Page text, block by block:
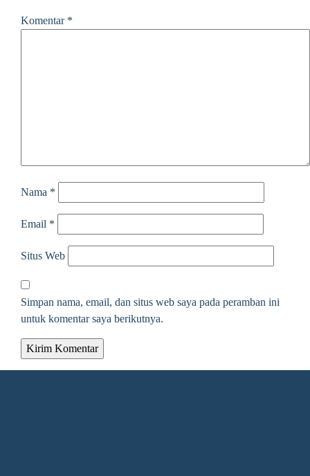
Komentar *
Nama *
Email *
Situs Web
Simpan nama, email, dan situs web saya pada peramban ini
untuk komentar saya berikutnya.